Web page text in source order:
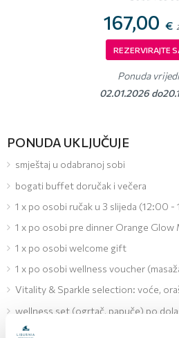
167,00 €
REZERVIRAJTE
Ponuda
02.01.2026
PONUDA UKLJUČUJE
smještaj u odabranoj sobi
bogati buffet doručak i večera
1 x po osobi ručak u 3 slijeda (12:00 -
1 x po osobi pre dinner Orange
1 x po osobi welcome gift
1 x po osobi wellness voucher
Vitality & Sparkle selection: voće,
wellness set (ogrtač, papuče) po
korištenje unutarnjeg bazena s